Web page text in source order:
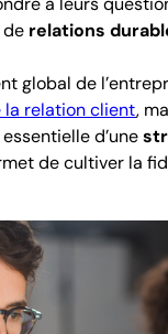
relations
global de
la relation client,
d’une
de cultiver la